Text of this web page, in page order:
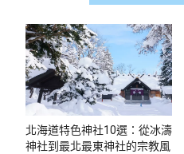
北海道特色神社10選：從冰濤
神社到最北最東神社的宗教風